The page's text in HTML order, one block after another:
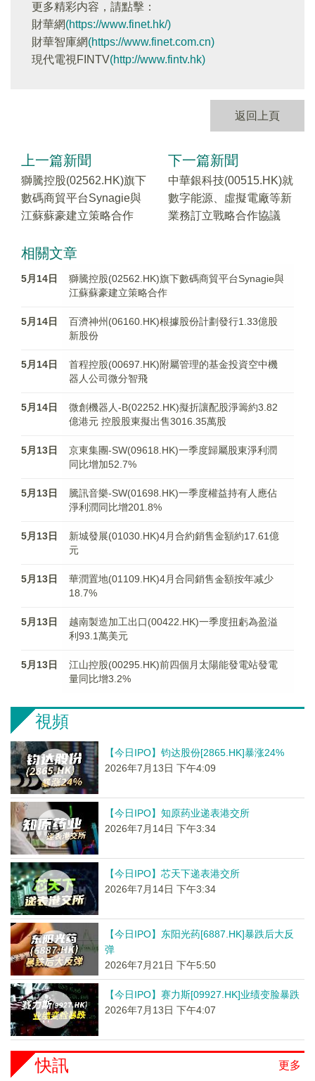
更多精彩内容，請點擊：
財華網(https://www.finet.hk/)
財華智庫網(https://www.finet.com.cn)
現代電視FINTV(http://www.fintv.hk)
返回上頁
上一篇新聞
獅騰控股(02562.HK)旗下
數碼商貿平台Synagie與
江蘇蘇豪建立策略合作
下一篇新聞
中華銀科技(00515.HK)就
數字能源、虛擬電廠等新
業務訂立戰略合作協議
相關文章
5月14日
獅騰控股(02562.HK)旗下數碼商貿平台Synagie與
江蘇蘇豪建立策略合作
5月14日
百濟神州(06160.HK)根據股份計劃發行1.33億股
新股份
5月14日
首程控股(00697.HK)附屬管理的基金投資空中機
器人公司微分智飛
5月14日
微創機器人-B(02252.HK)擬折讓配股淨籌約3.82
億港元 控股股東擬出售3016.35萬股
5月13日
京東集團-SW(09618.HK)一季度歸屬股東淨利潤
同比增加52.7%
5月13日
騰訊音樂-SW(01698.HK)一季度權益持有人應佔
淨利潤同比增201.8%
5月13日
新城發展(01030.HK)4月合約銷售金額約17.61億
元
5月13日
華潤置地(01109.HK)4月合同銷售金額按年减少
18.7%
5月13日
越南製造加工出口(00422.HK)一季度扭虧為盈溢
利93.1萬美元
5月13日
江山控股(00295.HK)前四個月太陽能發電站發電
量同比增3.2%
視頻
【今日IPO】钧达股份[2865.HK]暴涨24%
2026年7月13日 下午4:09
【今日IPO】知原药业递表港交所
2026年7月14日 下午3:34
【今日IPO】芯天下递表港交所
2026年7月14日 下午3:34
【今日IPO】东阳光药[6887.HK]暴跌后大反
弹
2026年7月21日 下午5:50
【今日IPO】赛力斯[09927.HK]业绩变脸暴跌
2026年7月13日 下午4:07
更多
快訊